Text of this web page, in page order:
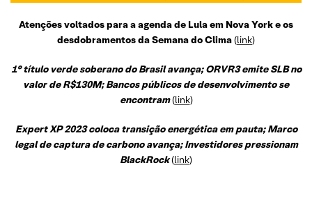
Atenções voltados para a agenda de Lula em Nova York e os
desdobramentos da Semana do Clima(link)
1° título verde soberano do Brasil avança; ORVR3 emite SLB no
valor de R$130M; Bancos públicos de desenvolvimento se
encontram(link)
Expert XP 2023 coloca transição energética em pauta; Marco
legal de captura de carbono avança; Investidores pressionam
BlackRock(link)